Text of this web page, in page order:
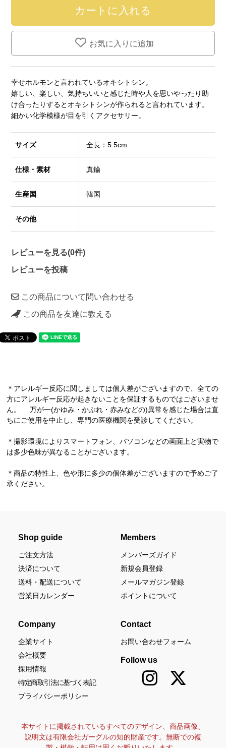
お気に入りに追加
幸せホルモンと言われているオキシトシン。
嬉しい、楽しい、気持ちいいと感じた時や人を思いやったり助
け合ったりするとオキシトシンが作られると言われています。
細かい化学模様が目を引くアクセサリー。
サイズ 全長：5.5cm
仕様・素材 真鍮
生産国 韓国
その他
レビューを見る(0件)
レビューを投稿
この商品について問い合わせる
この商品を友達に教える
＊アレルギー反応に関しましては個人差がございますので、全ての
方にアレルギー反応が起きないことを保証するものではございませ
ん。 万が一(かゆみ・かぶれ・赤みなどの)異常を感じた場合は直
ちにご使用を中止し、専門の医療機関を受診してください。
＊撮影環境によりスマートフォン、パソコンなどの画面上と実物で
は多少色味が異なることがございます。
＊商品の特性上、色や形に多少の個体差がございますので予めご了
承ください。
Shop guide
ご注文方法
決済について
送料・配送について
営業日カレンダー
Members
メンバーズガイド
新規会員登録
メールマガジン登録
ポイントについて
Company
企業サイト
会社概要
採用情報
特定商取引法に基づく表記
プライバシーポリシー
Contact
お問い合わせフォーム
Follow us
本サイトに掲載されているすべてのデザイン、商品画像、
説明文は有限会社ガーグルの知的財産です。無断での複